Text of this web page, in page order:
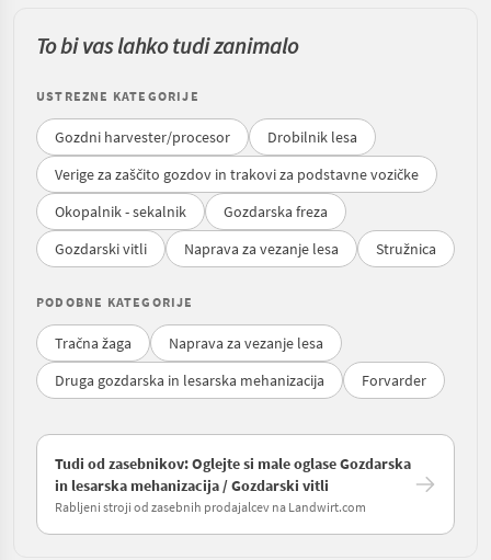
To bi vas lahko tudi zanimalo
USTREZNE KATEGORIJE
Gozdni harvester/procesor
Drobilnik lesa
Verige za zaščito gozdov in trakovi za podstavne vozičke
Okopalnik - sekalnik
Gozdarska freza
Gozdarski vitli
Naprava za vezanje lesa Stružnica
PODOBNE KATEGORIJE
Tračna žaga
Naprava za vezanje lesa
Druga gozdarska in lesarska mehanizacija
Forvarder
Tudi od zasebnikov: Oglejte si male oglase Gozdarska
in lesarska mehanizacija / Gozdarski vitli
Rabljeni stroji od zasebnih prodajalcev na Landwirt.com